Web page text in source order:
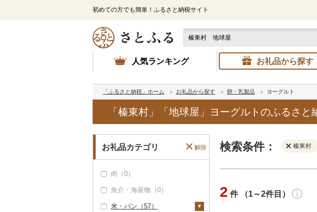
初めての方でも簡単！ふるさと納税サイト
人気ランキング お礼品から探す
「ふるさと納税」ホーム お礼品から探す 卵・乳製品 ヨーグルト
「榛東村」「地球屋」ヨーグルトのふるさ
お礼品カテゴリ 解除
肉（0）
魚介・海産物（0）
米・パン（57）
検索条件： 榛東村
2 件 （1～2件目）